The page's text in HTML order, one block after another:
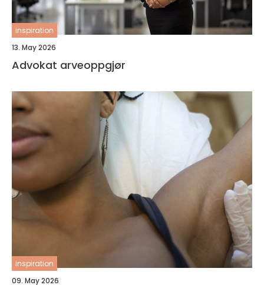
inspiration
13. May 2026
Advokat arveoppgjør
inspiration
09. May 2026